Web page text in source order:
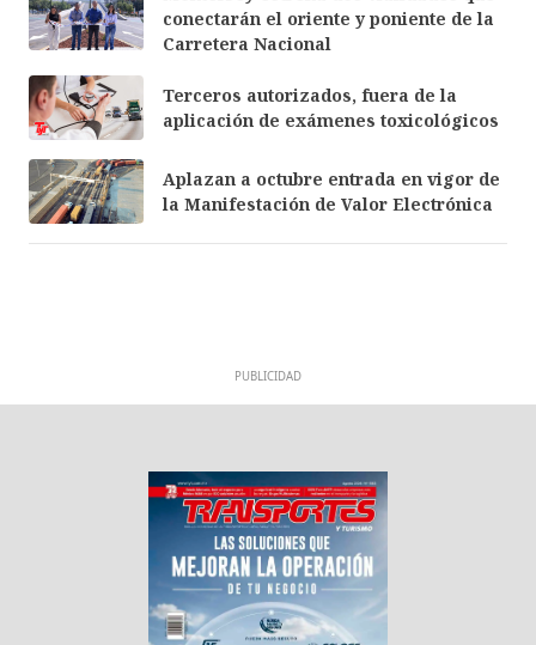
conectarán el oriente y poniente de la
Carretera Nacional
Terceros autorizados, fuera de la
aplicación de exámenes toxicológicos
Aplazan a octubre entrada en vigor de
la Manifestación de Valor Electrónica
PUBLICIDAD